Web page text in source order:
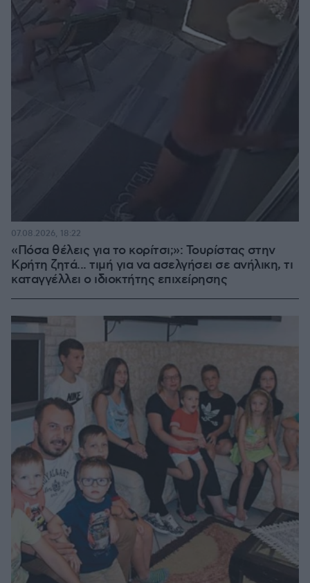
«Πόσα θέλεις για το κορίτσι;»: Τουρίστας στην
Κρήτη ζητά... τιμή για να ασελγήσει σε ανήλικη, τι
καταγγέλλει ο ιδιοκτήτης επιχείρησης
07.08.2026, 18:22